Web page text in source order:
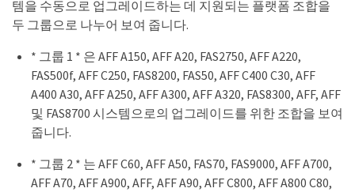
템을 수동으로 업그레이드하는 데 지원되는 플랫폼 조합을
두 그룹으로 나누어 보여 줍니다.
* 그룹 1 * 은 AFF A150, AFF A20, FAS2750, AFF A220,
FAS500f, AFF C250, FAS8200, FAS50, AFF C400 C30, AFF
A400 A30, AFF A250, AFF A300, AFF A320, FAS8300, AFF, AFF
및 FAS8700 시스템으로의 업그레이드를 위한 조합을 보여
줍니다.
* 그룹 2 * 는 AFF C60, AFF A50, FAS70, FAS9000, AFF A700,
AFF A70, AFF A900, AFF, AFF A90, AFF C800, AFF A800 C80,